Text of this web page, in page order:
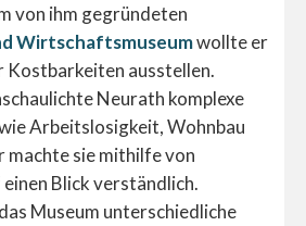
von ihm gegründeten
Wirtschaftsmuseumwollte er
Kostbarkeiten ausstellen.
Neurath komplexe
Arbeitslosigkeit, Wohnbau
machte sie mithilfe von
Blick verständlich.
Museum unterschiedliche